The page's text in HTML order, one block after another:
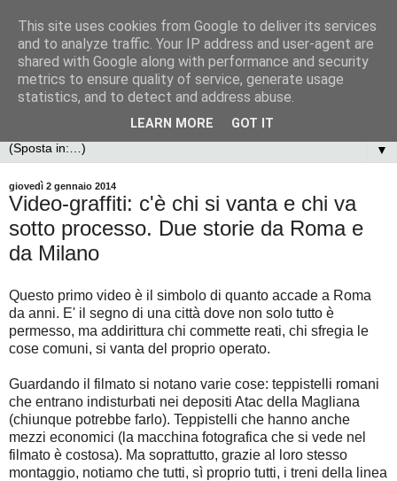
▼
giovedì 2 gennaio 2014
Video-graffiti: c'è chi si vanta e chi va
sotto processo. Due storie da Roma e
da Milano
Questo primo video è il simbolo di quanto accade a Roma
da anni. E' il segno di una città dove non solo tutto è
permesso, ma addirittura chi commette reati, chi sfregia le
cose comuni, si vanta del proprio operato.
Guardando il filmato si notano varie cose: teppistelli romani
che entrano indisturbati nei depositi Atac della Magliana
(chiunque potrebbe farlo). Teppistelli che hanno anche
mezzi economici (la macchina fotografica che si vede nel
filmato è costosa). Ma soprattutto, grazie al loro stesso
montaggio, notiamo che tutti, sì proprio tutti, i treni della linea
This site uses cookies from Google to deliver its services
and to analyze traffic. Your IP address and user-agent are
shared with Google along with performance and security
metrics to ensure quality of service, generate usage
statistics, and to detect and address abuse.
LEARN MORE GOT IT